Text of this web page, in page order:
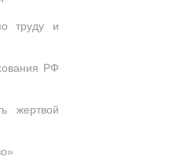
труду и
РФ
жертвой